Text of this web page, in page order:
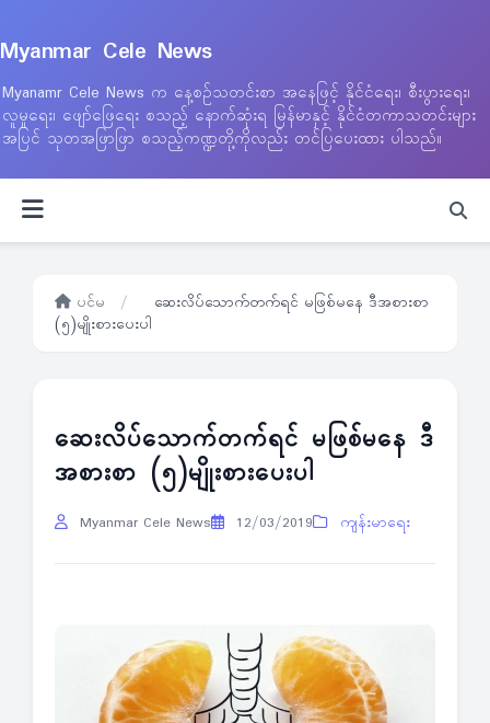
Myanmar Cele News
Myanamr Cele News က နေ့စဉ်သတင်းစာ အနေဖြင့် နိုင်ငံရေး၊ စီးပွားရေး၊
လူမှုရေး၊ ဖျော်ဖြေရေး စသည့် နောက်ဆုံးရ မြန်မာနှင့် နိုင်ငံတကာသတင်းများ
အပြင် သုတအဖြာဖြာ စသည့်ကဏ္ဍတို့ကိုလည်း တင်ပြပေးထား ပါသည်။
ပင်မ /
ဆေးလိပ်သောက်တက်ရင် မဖြစ်မနေ ဒီအစားစာ
(၅)မျိုးစားပေးပါ
ဆေးလိပ်သောက်တက်ရင် မဖြစ်မနေ ဒီ
အစားစာ (၅)မျိုးစားပေးပါ
Myanmar Cele News 12/03/2019 ကျန်းမာရေး